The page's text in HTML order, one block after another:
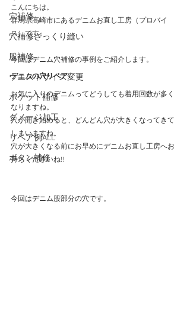
穴補修
穴補修ざっくり縫い
股補修
ウエストサイズ変更
ポケット補修
ダメージ加工
リペア例ALL
ボタン補修
こんにちは。
群馬県高崎市にあるデニムお直し工房（プロバイ
ス）です。
今回はデニム穴補修の事例をご紹介します。
デニムの穴リペア
お気に入りのデニムってどうしても着用回数が多く
なりますね。
穴が開き始めると、どんどん穴が大きくなってきて
しまいますね。
穴が大きくなる前にお早めにデニムお直し工房へお
持ちくださいね!!
今回はデニム股部分の穴です。